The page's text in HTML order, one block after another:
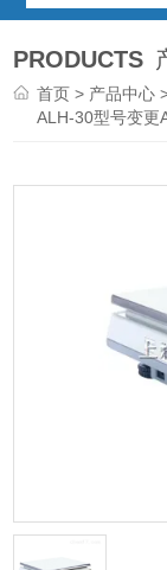
PRODUCTS
首页 > 产品中心
ALH-30型号变更